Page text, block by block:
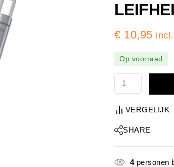
€ 10,95
Op voorraad
VERGELIJK
SHARE
4personen